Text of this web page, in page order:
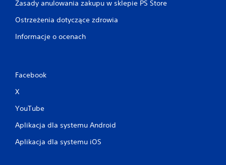
Zasady anulowania zakupu w sklepie PS Store
Ostrzeżenia dotyczące zdrowia
Informacje o ocenach
Facebook
X
YouTube
Aplikacja dla systemu Android
Aplikacja dla systemu iOS